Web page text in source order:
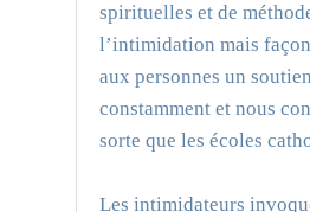
spirituelles et de
l’intimidation mais
aux personnes un
constamment et nous
sorte que les écoles
Les intimidateurs